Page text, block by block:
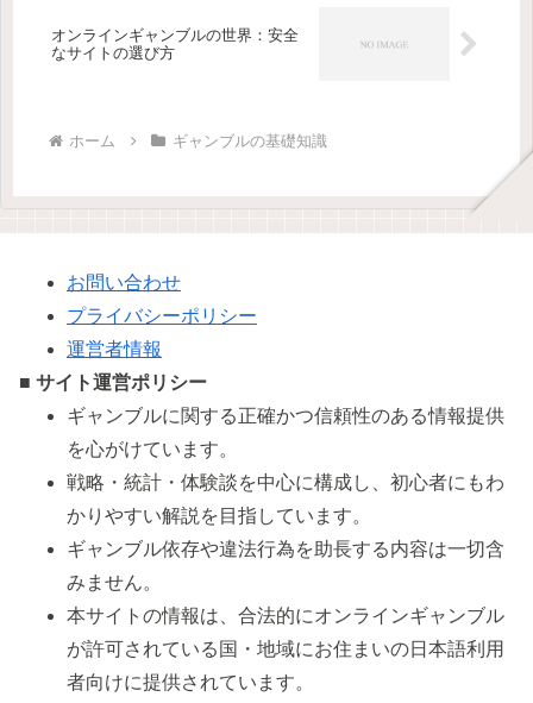
オンラインギャンブルの世界：安全
なサイトの選び方
ホーム ギャンブルの基礎知識
お問い合わせ
プライバシーポリシー
運営者情報
■ サイト運営ポリシー
ギャンブルに関する正確かつ信頼性のある情報提供
を心がけています。
戦略・統計・体験談を中心に構成し、初心者にもわ
かりやすい解説を目指しています。
ギャンブル依存や違法行為を助長する内容は一切含
みません。
本サイトの情報は、合法的にオンラインギャンブル
が許可されている国・地域にお住まいの日本語利用
者向けに提供されています。